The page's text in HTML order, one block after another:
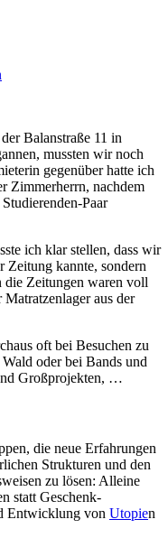
Balanstraße 11 in
mussten wir noch
gegenüber hatte ich
Zimmerherrn, nachdem
Paar
ich klar stellen, dass wir
Zeitung kannte, sondern
die Zeitungen waren voll
aus der
oft bei Besuchen zu
oder bei Bands und
Großprojekten, …
die neue Erfahrungen
Strukturen und den
zu lösen: Alleine
statt Geschenk-
Entwicklung von Utopien